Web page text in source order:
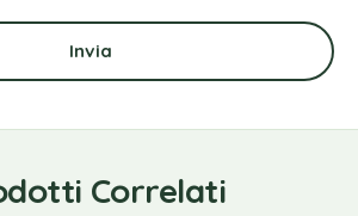
Correlati